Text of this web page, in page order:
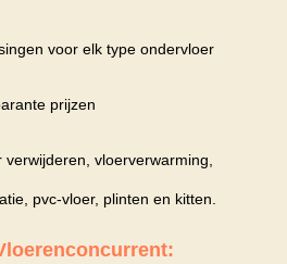
voor elk type ondervloer
prijzen
verwijderen, vloerverwarming,
pvc-vloer, plinten en kitten.